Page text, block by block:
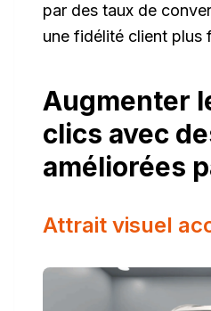
par des taux de
une fidélité client plus
Augmenter
clics avec
améliorées
Attrait visuel